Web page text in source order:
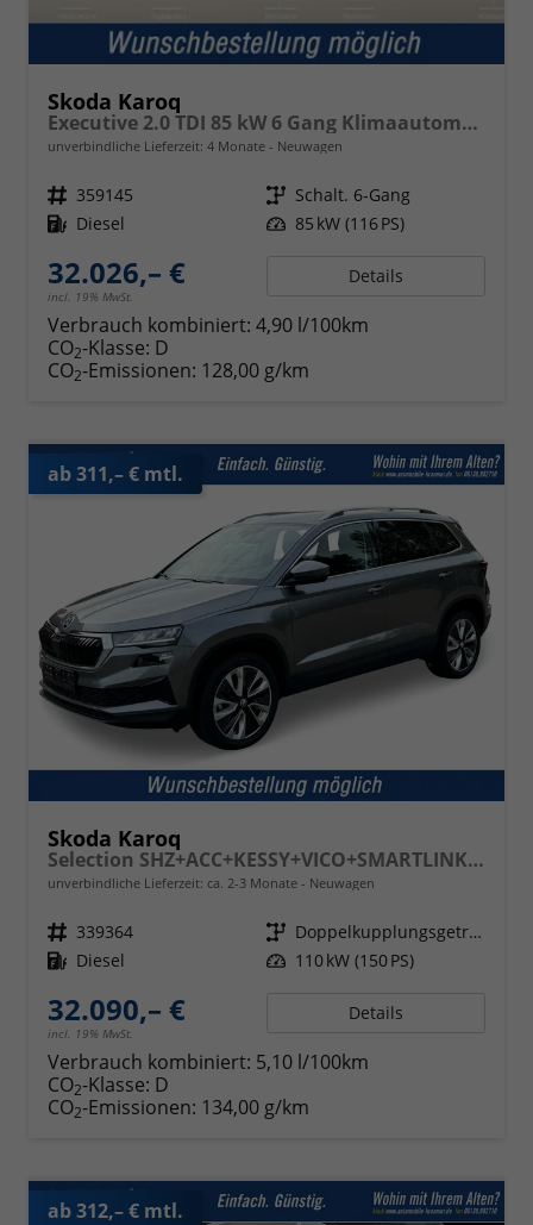
Skoda Karoq
Executive 2.0 TDI 85 kW 6 Gang Klimaautomatik, Metallfarbe, ACC ,PDC v+h, LED, Smart Link, Rückkamera, Sun Set, Reserverad, 4 Jahre Garantie,
unverbindliche Lieferzeit: 4 Monate Neuwagen
Fahrzeugnr. 359145 Getriebe Schalt. 6-Gang
Kraftstoff Diesel Leistung 85 kW (116 PS)
32.026,– €
incl. 19% MwSt.
Details
Verbrauch kombiniert: 4,90 l/100km
CO2-Klasse: D
CO2-Emissionen: 128,00 g/km
ab 311,– € mtl.
Skoda Karoq
Selection SHZ+ACC+KESSY+VICO+SMARTLINK+18'' ALU
unverbindliche Lieferzeit: ca. 2-3 Monate Neuwagen
Fahrzeugnr. 339364 Getriebe
Doppelkupplungsgetriebe (DSG)
Kraftstoff Diesel Leistung 110 kW (150 PS)
32.090,– €
incl. 19% MwSt.
Details
Verbrauch kombiniert: 5,10 l/100km
CO2-Klasse: D
CO2-Emissionen: 134,00 g/km
ab 312,– € mtl.